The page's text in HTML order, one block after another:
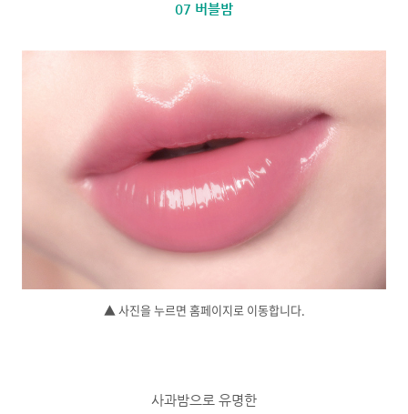
07 버블밤
▲ 사진을 누르면 홈페이지로 이동합니다.
사과밤으로 유명한